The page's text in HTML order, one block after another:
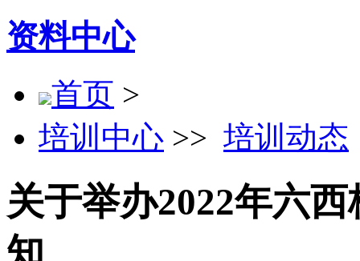
资料中心
首页 >
培训中心 >> 培训动态
关于举办2022年六
知